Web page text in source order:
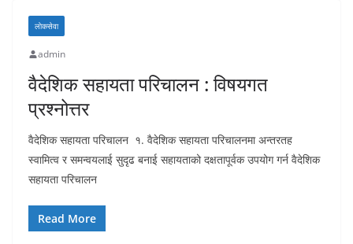
लाेकसेवा
admin
वैदेशिक सहायता परिचालन : विषयगत
प्रश्नोत्तर
वैदेशिक सहायता परिचालन १. वैदेशिक सहायता परिचालनमा अन्तरतह
स्वामित्व र समन्वयलाई सुदृढ बनाई सहायताको दक्षतापूर्वक उपयोग गर्न वैदेशिक
सहायता परिचालन
Read More